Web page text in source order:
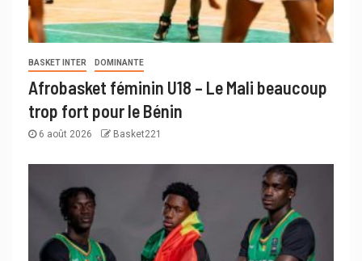
BASKET INTER DOMINANTE
Afrobasket féminin U18 – Le Mali beaucoup
trop fort pour le Bénin
6 août 2026 Basket221